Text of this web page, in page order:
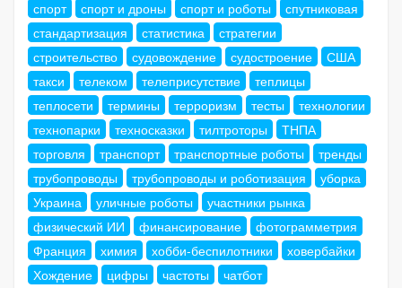
спорт
спорт и дроны спорт и роботы
спутниковая
стандартизация
статистика
стратегии
строительство
судовождение судостроение
США
такси
телеком телеприсутствие
теплицы
теплосети
термины терроризм тесты
технологии
технопарки
техносказки тилтроторы
ТНПА
торговля
транспорт транспортные роботы
тренды
трубопроводы
трубопроводы и роботизация
уборка
Украина
уличные роботы
участники рынка
физический ИИ
финансирование
фотограмметрия
Франция
химия хобби-беспилотники
ховербайки
Хождение
цифры частоты
чатбот